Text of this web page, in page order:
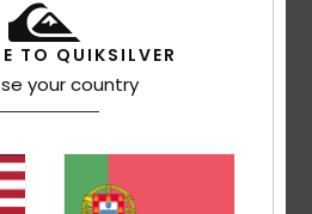
média
TO QUIKSILVER
your country